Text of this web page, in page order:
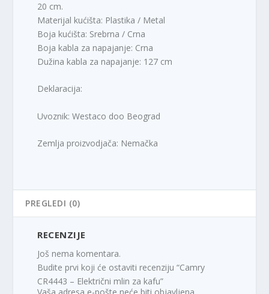
20 cm.
Materijal kućišta: Plastika / Metal
Boja kućišta: Srebrna / Crna
Boja kabla za napajanje: Crna
Dužina kabla za napajanje: 127 cm
Deklaracija:
Uvoznik: Westaco doo Beograd
Zemlja proizvodjača: Nemačka
PREGLEDI (0)
RECENZIJE
Još nema komentara.
Budite prvi koji će ostaviti recenziju “Camry
CR4443 – Električni mlin za kafu”
Vaša adresa e-pošte neće biti objavljena.